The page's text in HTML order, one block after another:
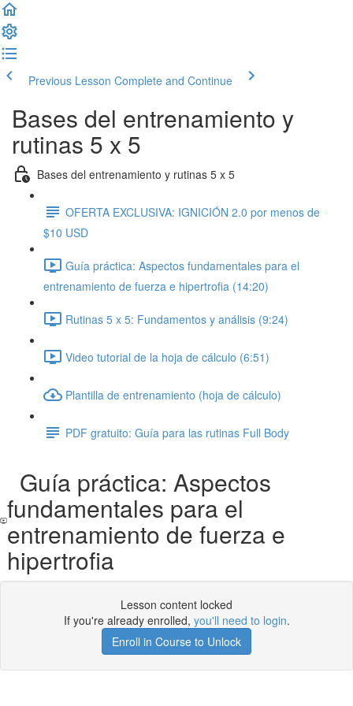
Previous Lesson Complete and Continue
Bases del entrenamiento y
rutinas 5 x 5
Bases del entrenamiento y rutinas 5 x 5
OFERTA EXCLUSIVA: IGNICIÓN 2.0 por menos de
$10 USD
Guía práctica: Aspectos fundamentales para el
entrenamiento de fuerza e hipertrofia (14:20)
Rutinas 5 x 5: Fundamentos y análisis (9:24)
Video tutorial de la hoja de cálculo (6:51)
Plantilla de entrenamiento (hoja de cálculo)
PDF gratuito: Guía para las rutinas Full Body
Guía práctica: Aspectos
fundamentales para el
entrenamiento de fuerza e
hipertrofia
Lesson content locked
If you're already enrolled, you'll need to login.
Enroll in Course to Unlock